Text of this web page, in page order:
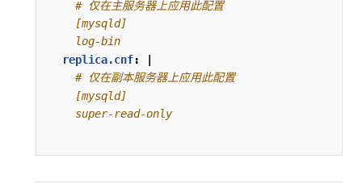
    log-bin
replica.cnf:
    super-read-only